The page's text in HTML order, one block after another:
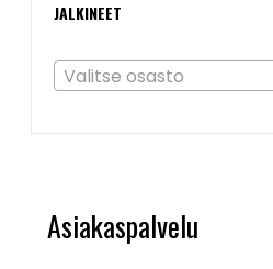
JALKINEET
Valitse osasto
Asiakaspalvelu